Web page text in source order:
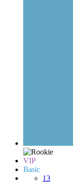
VIP
Basic
13